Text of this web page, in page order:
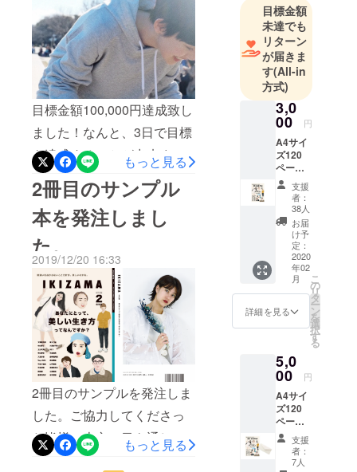
いい感じに仕上がっていて
一安心です。そこからまた
ページの修正と追加を重
ね、先ほど120ページに到達
しました！予定の枚数は120
ページだったのですが、あ
と２人分のデザインが残っ
ているし、他にも追加した
いコンテンツがあるので、
最終的には136ページとかに
なりそうな予感がしていま
す。そしてクラウドファン
ディングの方ですが……目
標金額を133%達成しまし
た！ご協力してくださった
皆様、本当にありがとうご
ざいます。ちゃんとしたも
のを届けなければという思
いも増し、より制作意欲が
湧いております。最近はほ
ぼ毎日家にこもって、夜通
目標金額100,000円達成致し
ました！なんと、3日で目標
を達成することが出来まし
た！準備期間中、
CAMPFIREの方から「クラ
ウドファンディングはス
タートダッシュが鍵！」と
伺っていました。目標達成
出来たのは、プロジェクト
を始めて早々に支援してく
ださった皆様のおかげで
す。ありがとうございま
す！この度目標は達成しま
したが、これで終わりかと
いうとそうでは無く、支援
の受付は1月末まで続きま
す。その理由についても、
もっと見る
2冊目のサンプル
本を発注しまし
た。
2019/12/20 16:33
2冊目のサンプルを発注しま
した。ご協力してくださっ
た皆様、本文に目を通して
くださった皆様、ありがと
もっと見る
目標金額
未達でも
リターン
が届きま
す(All-in
方式)
3,0
00 円
A4サイ
ズ120
ページ
程の雑
誌
「IKIZA
MA」1
冊のお
届け
支援
者：
38人
お届
け予
定：
2020
年02
月
詳細を見る
こ
の
リ
タ
ー
ン
を
選
択
す
る
5,0
00 円
A4サイ
ズ120
ページ
程の雑
誌
「IKIZA
支援
者：
7人